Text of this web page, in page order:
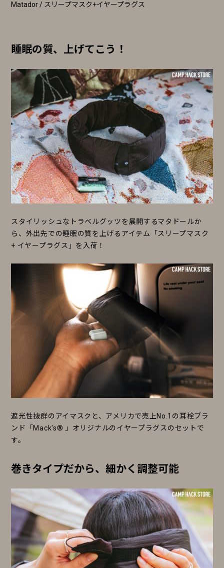
Matador / スリープマスク+イヤープラグス
睡眠の質、上げてこう！
スタイリッシュなトラベルグッツを展開するマタドールか
ら、外出先での睡眠の質を上げるアイテム「スリープマスク
+ イヤープラグス」を入荷！
遮光性抜群のアイマスクと、アメリカで売上No.1の耳栓ブラ
ンド「Mack's® 」オリジナルのイヤープラグスのセットで
す。
巻きタイプだから、細かく調整可能